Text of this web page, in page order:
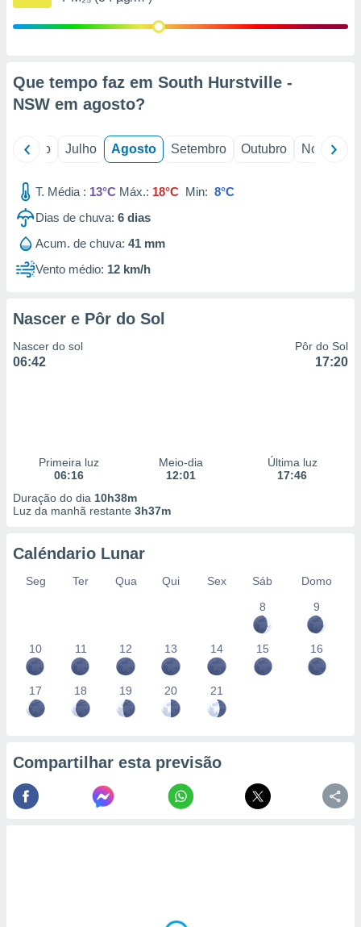
estudos
de
1199
Que tempo faz em South Hurstville -
NSW em agosto?
Junho Julho Agosto Setembro Outubro Novembro
T. Média : 13°C Máx.: 18°C Min: 8°C
Dias de chuva: 6 dias
Acum. de chuva: 41 mm
Vento médio: 12 km/h
Nascer e Pôr do Sol
Nascer do sol
06:42
Pôr do Sol
17:20
Primeira luz
06:16
Meio-dia
12:01
Última luz
17:46
Duração do dia 10h38m
Luz da manhã restante 3h37m
Caléndario Lunar
Seg Ter Qua Qui Sex Sáb
Domo
8
9
10 11 12 13 14 15 16
17 18 19 20 21
Compartilhar esta previsão